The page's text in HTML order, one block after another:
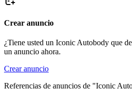
Crear anuncio
¿Tiene usted un Iconic Autobody que
un anuncio ahora.
Crear anuncio
Referencias de anuncios de "Iconic